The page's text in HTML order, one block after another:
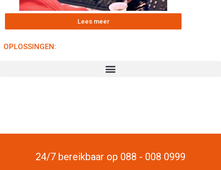
Lees meer
OPLOSSINGEN:
24/7 bereikbaar op 088 - 008 0999